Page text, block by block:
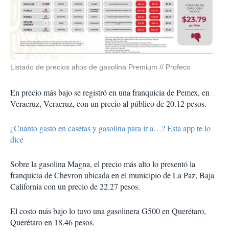
Listado de precios altos de gasolina Premium // Profeco
En precio más bajo se registró en una franquicia de Pemex, en
Veracruz, Veracruz, con un precio al público de 20.12 pesos.
¿Cuánto gasto en casetas y gasolina para ir a…? Esta app te lo
dice
Sobre la gasolina Magna, el precio más alto lo presentó la
franquicia de Chevron ubicada en el municipio de La Paz, Baja
California con un precio de 22.27 pesos.
El costo más bajo lo tuvo una gasolinera G500 en Querétaro,
Querétaro en 18.46 pesos.